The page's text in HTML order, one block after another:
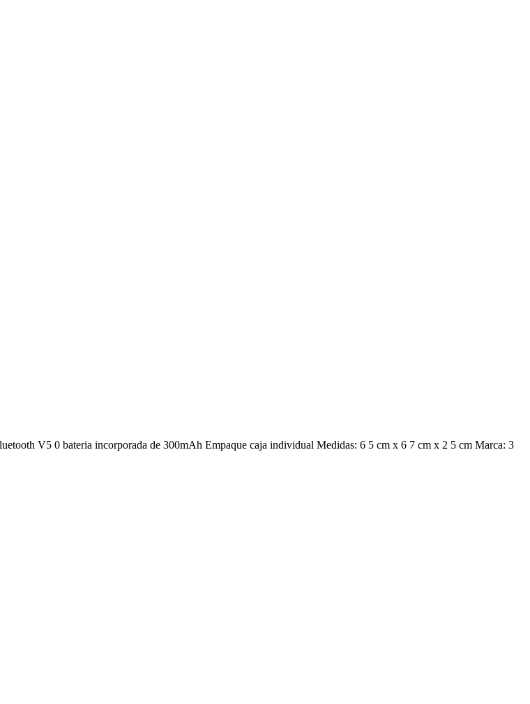
V5 0 bateria incorporada de 300mAh Empaque caja individual Medidas: 6 5 cm x 6 7 cm x 2 5 cm Marca: 3